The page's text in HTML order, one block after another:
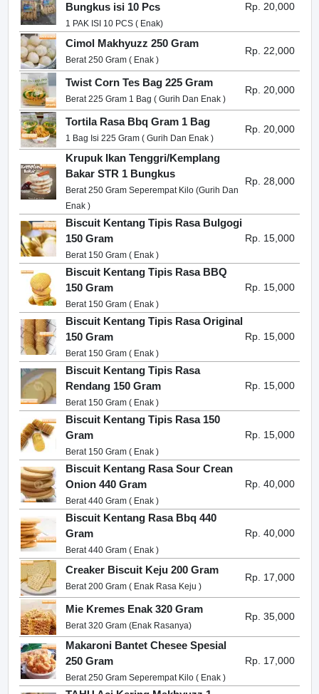
Bungkus isi 10 Pcs
1 PAK ISI 10 PCS ( Enak)
Rp. 20,000
Cimol Makhyuzz 250 Gram
Berat 250 Gram ( Enak )
Rp. 22,000
Twist Corn Tes Bag 225 Gram
Berat 225 Gram 1 Bag ( Gurih Dan Enak )
Rp. 20,000
Tortila Rasa Bbq Gram 1 Bag
1 Bag Isi 225 Gram ( Gurih Dan Enak )
Rp. 20,000
Krupuk Ikan Tenggri/Kemplang
Bakar STR 1 Bungkus
Berat 250 Gram Seperempat Kilo (Gurih Dan
Enak )
Rp. 28,000
Biscuit Kentang Tipis Rasa Bulgogi
150 Gram
Berat 150 Gram ( Enak )
Rp. 15,000
Biscuit Kentang Tipis Rasa BBQ
150 Gram
Berat 150 Gram ( Enak )
Rp. 15,000
Biscuit Kentang Tipis Rasa Original
150 Gram
Berat 150 Gram ( Enak )
Rp. 15,000
Biscuit Kentang Tipis Rasa
Rendang 150 Gram
Berat 150 Gram ( Enak )
Rp. 15,000
Biscuit Kentang Tipis Rasa 150
Gram
Berat 150 Gram ( Enak )
Rp. 15,000
Biscuit Kentang Rasa Sour Crean
Onion 440 Gram
Berat 440 Gram ( Enak )
Rp. 40,000
Biscuit Kentang Rasa Bbq 440
Gram
Berat 440 Gram ( Enak )
Rp. 40,000
Creaker Biscuit Keju 200 Gram
Berat 200 Gram ( Enak Rasa Keju )
Rp. 17,000
Mie Kremes Enak 320 Gram
Berat 320 Gram (Enak Rasanya)
Rp. 35,000
Makaroni Bantet Chesee Spesial
250 Gram
Berat 250 Gram Seperempat Kilo ( Enak )
Rp. 17,000